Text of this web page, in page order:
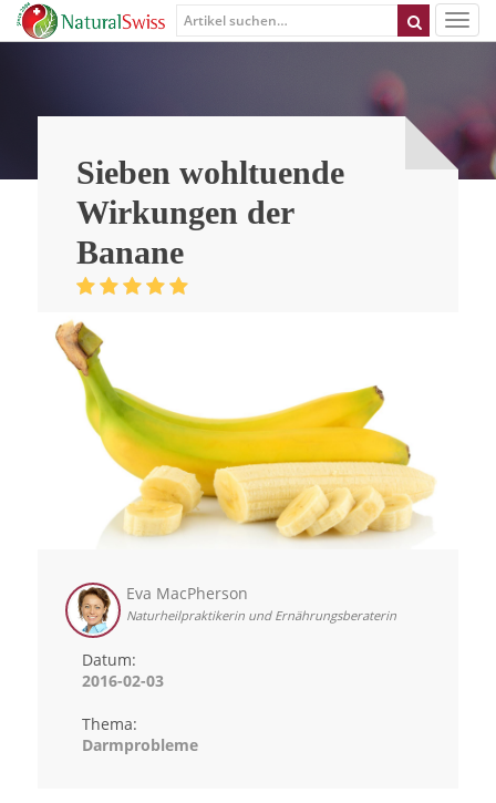
Sieben wohltuende
Wirkungen der
Banane
Eva MacPherson
Naturheilpraktikerin und Ernährungsberaterin
Datum:
2016-02-03
Thema:
Darmprobleme